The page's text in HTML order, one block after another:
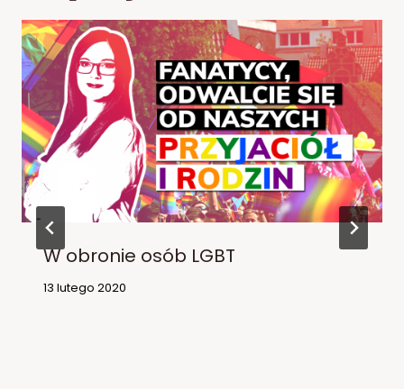
W obronie osób LGBT
13 lutego 2020